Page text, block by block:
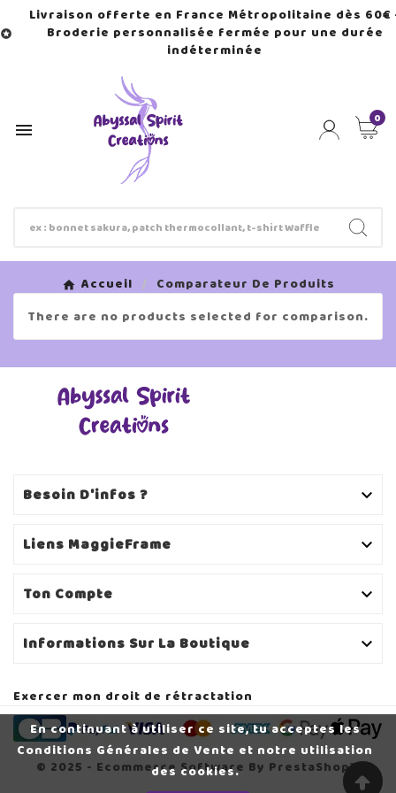
En continuant à utiliser ce site, tu acceptes les
Conditions Générales de Vente et notre utilisation
des cookies.

Livraison offerte en France Métropolitaine dès 60€
Broderie personnalisée fermée pour une durée
indéterminée

0
Accueil
Comparateur De Produits
There are no products selected for comparison.
Besoin D'infos ? 
Liens MaggieFrame 
Ton Compte 
Informations Sur La Boutique 
Exercer mon droit de rétractation
© 2025 - Ecommerce Software By PrestaShop™